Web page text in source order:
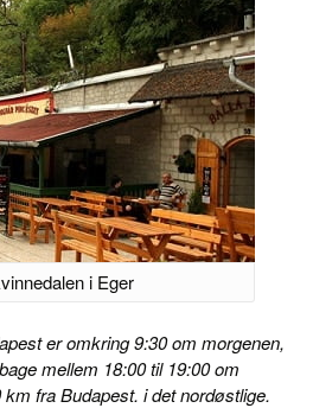
i Eger
er omkring 9:30 om morgenen,
mellem 18:00 til 19:00 om
fra Budapest. i det nordøstlige.